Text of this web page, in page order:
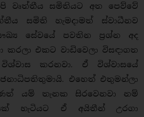
වෘත්තීය සමිතියට අත පෙව්වේ
සමිති හැමදාමත් ස්වාධීනව
සේවයේ පවතින ප‍්‍රශ්න අද
කරලා එකට වාඩිවෙලා විසඳාගත
කරනවා. ඒ විශ්වාසයේ
එහෙත් එතුමන්ලා
යම් තැනක සිරවෙනවා නම්
හැටියට ඒ අයිතීන් උරගා